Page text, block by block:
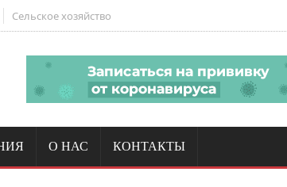
Сельское хозяйство
О НАС КОНТАКТЫ